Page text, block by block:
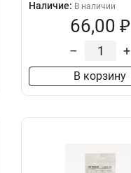
Наличие: В наличии
66,00 ₽
– +
В корзину